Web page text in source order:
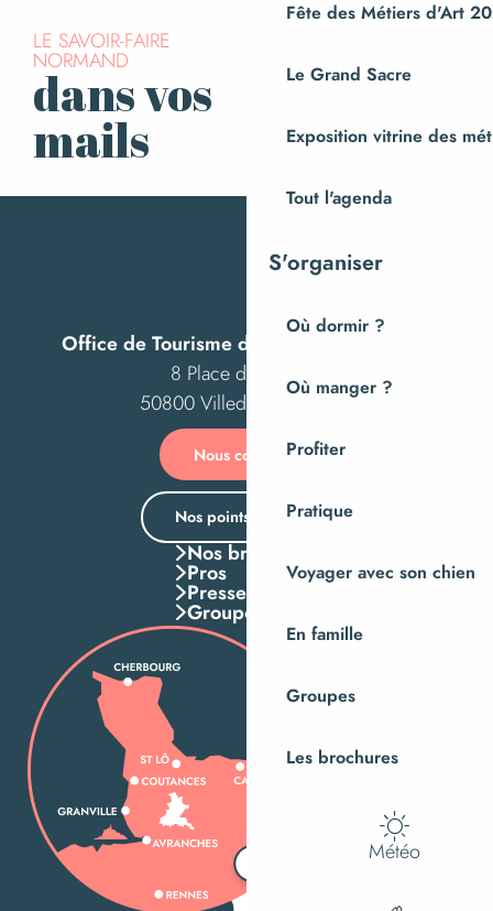
Fête des Métiers d'Art
Le Grand Sacre
Exposition vitrine des
Tout l'agenda
S'organiser
Où dormir ?
Où manger ?
Profiter
Pratique
Voyager avec son chien
En famille
Groupes
Les brochures
Météo
LE SAVOIR-FAIRE
NORMAND
dans vos
mails
Office de Tourisme de Villedieu Intercom
8 Place des Costils
50800 Villedieu-les-Poêles
Nous contacter
Nos points d’accueil
Nos brochures
Pros
Presse
Groupes